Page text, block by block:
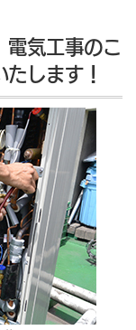
気工事のこ
します！